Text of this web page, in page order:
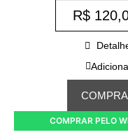
R$
COMPRAR PELO